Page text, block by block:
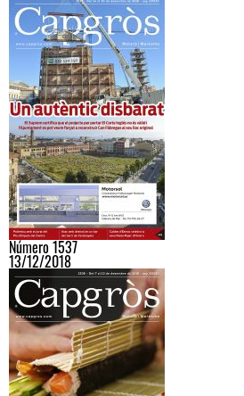
Número 1537
13/12/2018